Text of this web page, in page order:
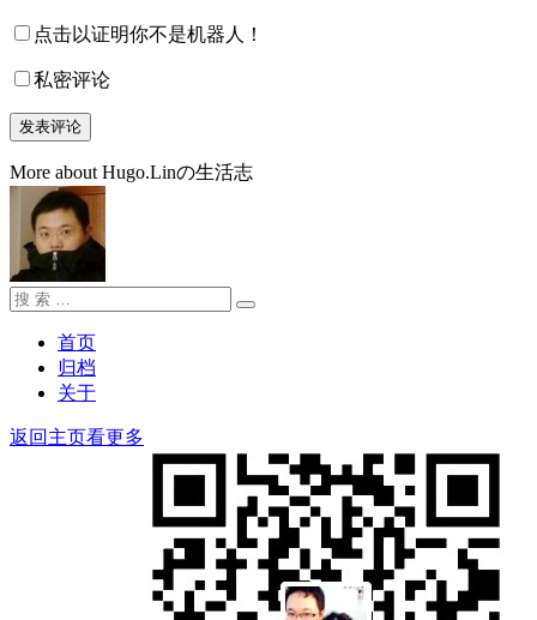
点击以证明你不是机器人！
私密评论
More about Hugo.Linの生活志
搜
搜
首页
归档
关于
返回主页看更多